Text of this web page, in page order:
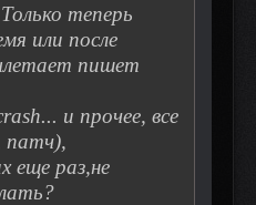
теперь
или после
пишет
и прочее, все
патч),
еще раз,не